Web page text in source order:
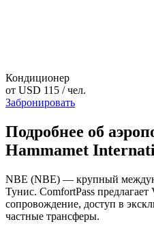
Кондиционер
от USD 115 / чел.
Забронировать
Подробнее об
Hammamet
NBE (NBE) — крупный
Тунис. ComfortPass предлагает
сопровождение, доступ в
частные трансферы.